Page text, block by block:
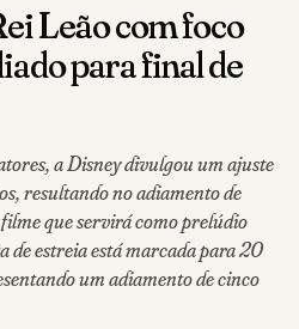
Leão com foco
para final de
a Disney divulgou um ajuste
resultando no adiamento de
que servirá como prelúdio
de estreia está marcada para 20
um adiamento de cinco